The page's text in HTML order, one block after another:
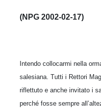
(NPG 2002-02-17)
Intendo collocarmi nella
salesiana. Tutti i Rettori
riflettuto e anche invitato i
perché fosse sempre